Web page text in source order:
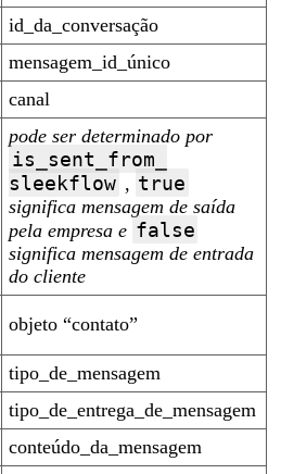
id_da_conversação
mensagem_id_único
canal
pode ser determinado por
is_sent_from_
sleekflow , true
significa mensagem de saída
pela empresa e false
significa mensagem de entrada
do cliente
objeto “contato”
tipo_de_mensagem
tipo_de_entrega_de_mensagem
conteúdo_da_mensagem